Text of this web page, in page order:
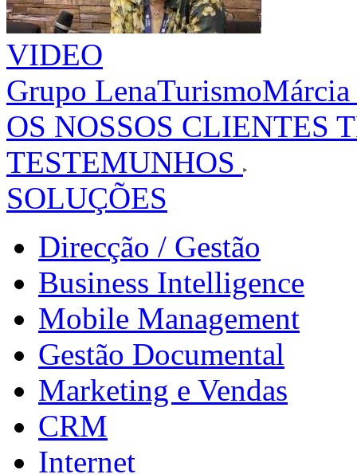
VIDEO
Grupo LenaTurismoMárcia
OS NOSSOS CLIENTES
TESTEMUNHOS
SOLUÇÕES
Direcção / Gestão
Business Intelligence
Mobile Management
Gestão Documental
Marketing e Vendas
CRM
Internet